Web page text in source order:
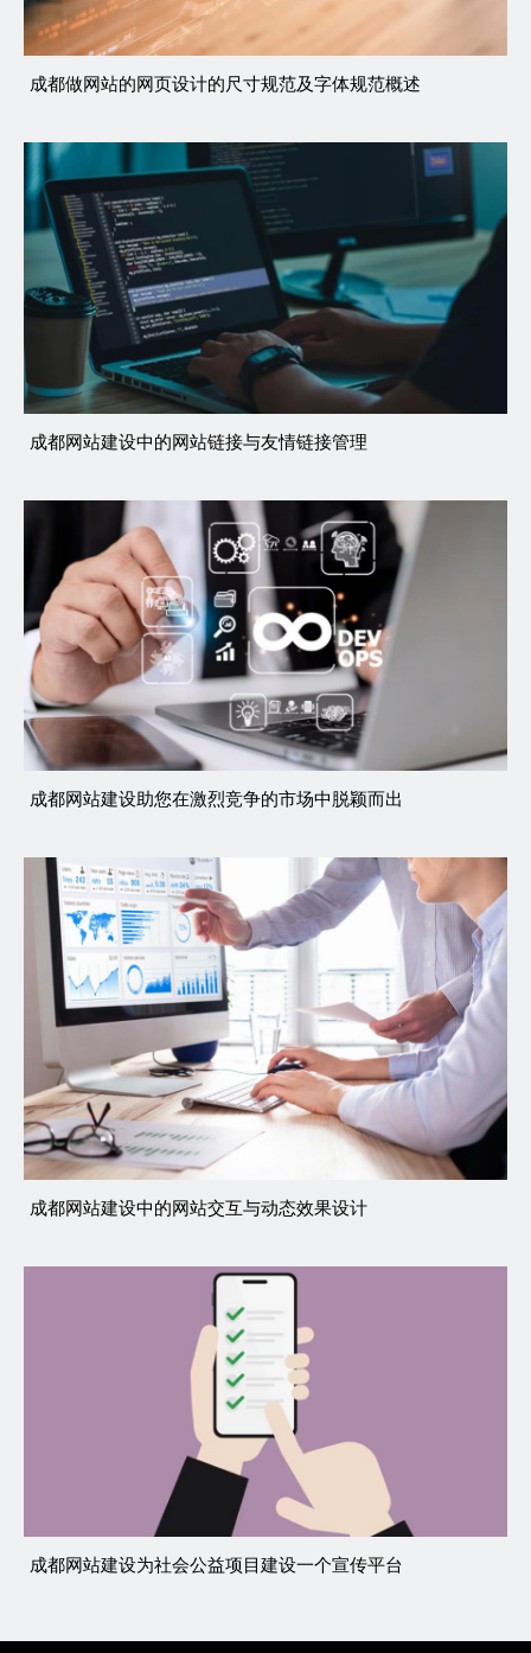
成都做网站的网页设计的尺寸规范及字体规范概述
成都网站建设中的网站链接与友情链接管理
成都网站建设助您在激烈竞争的市场中脱颖而出
成都网站建设中的网站交互与动态效果设计
成都网站建设为社会公益项目建设一个宣传平台